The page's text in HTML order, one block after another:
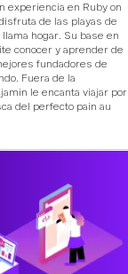
experiencia en Ruby on
de las playas de
llama hogar. Su base en
conocer y aprender de
fundadores de
Fuera de la
le encanta viajar por
del perfecto pain au